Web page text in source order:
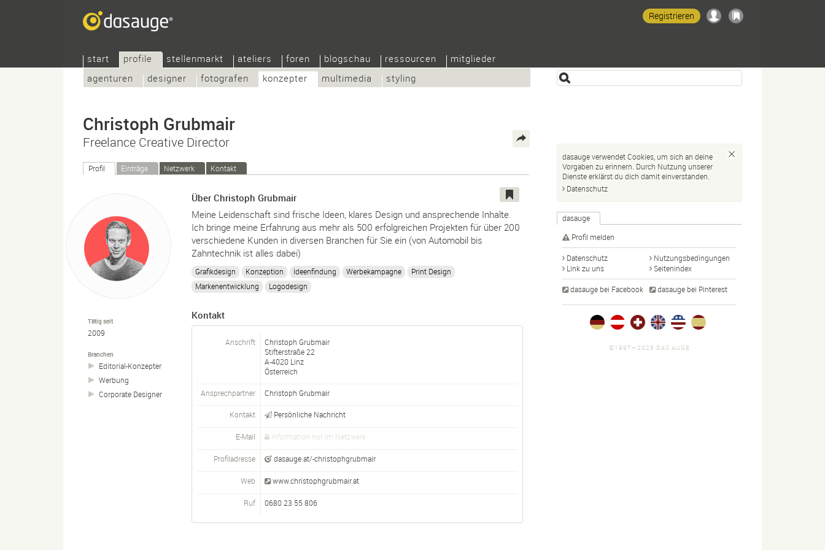
start
profile
agenturen
designer fotografen konzepter multimedia styling
stellenmarkt ateliers foren blogschau ressourcen mitglieder
Registrieren
Christoph Grubmair
Freelance Creative Director
Profil Einträge Netzwerk Kontakt
Tätig seit
2009
Branchen
Editorial-Konzepter
Werbung
Corporate Designer
Über Christoph Grubmair
Meine Leidenschaft sind frische Ideen, klares Design und ansprechende Inhalte.
Ich bringe meine Erfahrung aus mehr als 500 erfolgreichen Projekten für über 200
verschiedene Kunden in diversen Branchen für Sie ein (von Automobil bis
Zahntechnik ist alles dabei)
Grafikdesign Konzeption Ideenfindung Werbekampagne
Print Design
Markenentwicklung
Logodesign
Kontakt
Anschrift
Christoph Grubmair
Stifterstraße 22
A-4020 Linz
Österreich
Ansprechpartner Christoph Grubmair
Kontakt Persönliche Nachricht
E-Mail Information nur im Netzwerk
Profiladresse dasauge.at/-christophgrubmair
Web www.christophgrubmair.at
Ruf 0680 23 55 806
dasauge verwendet Cookies, um sich an deine
Vorgaben zu erinnern. Durch Nutzung unserer
Dienste erklärst du dich damit einverstanden.
Datenschutz
dasauge
Profil melden
Datenschutz
Nutzungsbedingungen
Link zu uns
Seitenindex
dasauge bei Facebook dasauge bei Pinterest
©1997—2026 DAS AUGE